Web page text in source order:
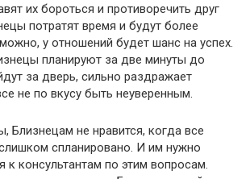
их бороться и противоречить друг
потратят время и будут более
у отношений будет шанс на успех.
планируют за две минуты до
за дверь, сильно раздражает
не по вкусу быть неуверенным.
Близнецам не нравится, когда все
спланировано. И им нужно
к консультантам по этим вопросам.